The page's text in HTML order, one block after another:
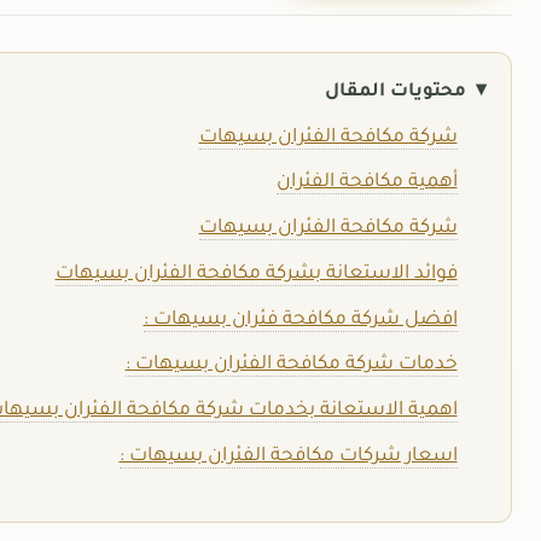
محتويات المقال
شركة مكافحة الفئران بسيهات
أهمية مكافحة الفئران
شركة مكافحة الفئران بسيهات
فوائد الاستعانة بشركة مكافحة الفئران بسيهات
افضل شركة مكافحة فئران بسيهات :
خدمات شركة مكافحة الفئران بسيهات :
اهمية الاستعانة بخدمات شركة مكافحة الفئران
اسعار شركات مكافحة الفئران بسيهات :